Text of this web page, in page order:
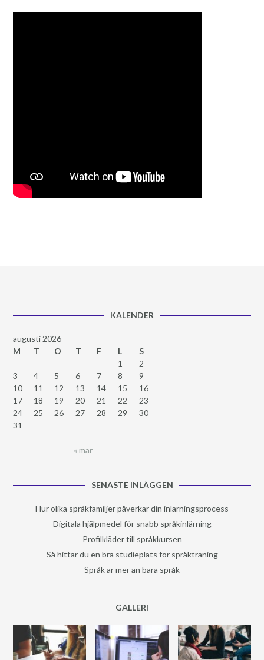
KALENDER
augusti 2026
M
T O T F L
S
1
2
3
4 5 6 7 8
9
10
11 12 13 14 15
16
17
18 19 20 21 22
23
24
25 26 27 28 29
30
31
« mar
SENASTE INLÄGGEN
Hur olika språkfamiljer påverkar din inlärningsprocess
Digitala hjälpmedel för snabb språkinlärning
Profilkläder till språkkursen
Så hittar du en bra studieplats för språkträning
Språk är mer än bara språk
GALLERI